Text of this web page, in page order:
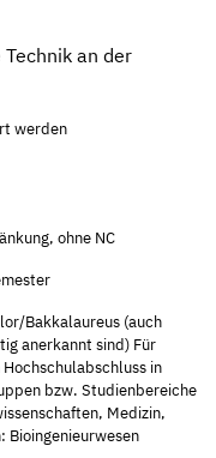
an der
werden
ohne NC
Bakkalaureus (auch
anerkannt sind) Für
in
bzw. Studienbereiche
Medizin,
Bioingenieurwesen